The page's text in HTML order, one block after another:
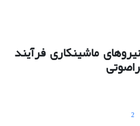
ماشینکاری فرآیند
2